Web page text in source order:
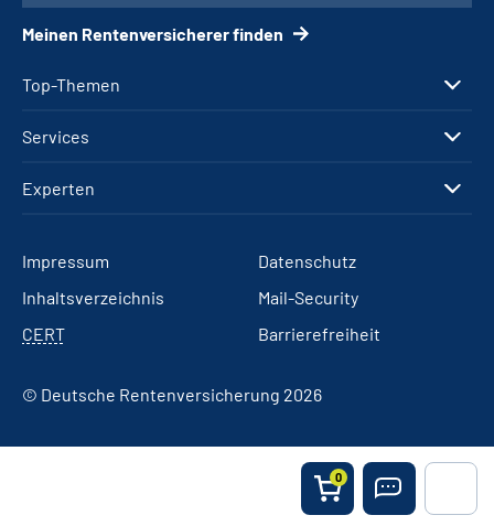
0
Top-Themen
Services
Experten
Meinen Rentenversicherer finden
Impressum
Datenschutz
Inhaltsverzeichnis
Mail-Security
CERT
Barrierefreiheit
© Deutsche Rentenversicherung 2026